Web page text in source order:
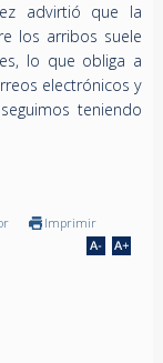
advirtió que la
los arribos suele
lo que obliga a
electrónicos y
teniendo
Imprimir